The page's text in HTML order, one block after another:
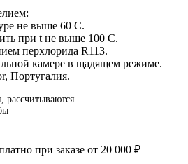
не выше 60 С.
при t не выше 100 С.
перхлорида R113.
камере в щадящем режиме.
Португалия.
рассчитываются
при заказе от 20 000 ₽